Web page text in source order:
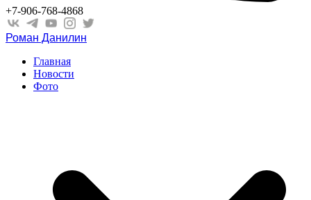
+7-906-768-4868
Роман Данилин
Главная
Новости
Фото